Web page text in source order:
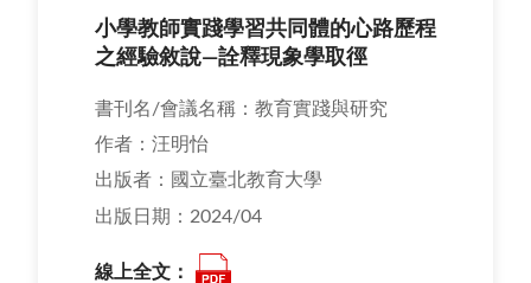
小學教師實踐學習共同體的心路歷程
之經驗敘說—詮釋現象學取徑
書刊名/會議名稱：教育實踐與研究
作者：汪明怡
出版者：國立臺北教育大學
出版日期：2024/04
線上全文：